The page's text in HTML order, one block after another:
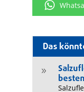
Das
9